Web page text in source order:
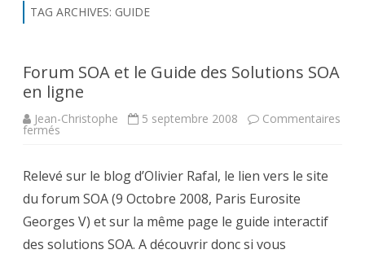
TAG ARCHIVES: GUIDE
Forum SOA et le Guide des Solutions SOA
en ligne
Jean-Christophe 5 septembre 2008 Commentaires
fermés
le
Guide
des
Solutions
SOA
en
ligne
Relevé sur le blog d’Olivier Rafal, le lien vers le site
du forum SOA (9 Octobre 2008, Paris Eurosite
Georges V) et sur la même page le guide interactif
des solutions SOA. A découvrir donc si vous